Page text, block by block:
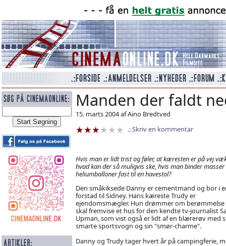
Manden der faldt
15. marts 2004 af Aino Bredtved
Skriv en kommentar
Hvis man er lidt trist og føler, at kæresten er på vej
hvad kan der så muligvis ske, hvis man binder masser
heliumballoner fast til en havestol?
Den småkiksede Danny er cementmand og bor i
forstad til Sidney. Hans kæreste Trudy er
ejendomsmægler. Hun drømmer om berømmelse
skal fremvise et hus for den kendte tv-journalist
Upman, som vist også er lidt af en blærerøv med
smarte sportsvogn og sin "smør-charme".
Danny og Trudy tager hvert år på campingferie,